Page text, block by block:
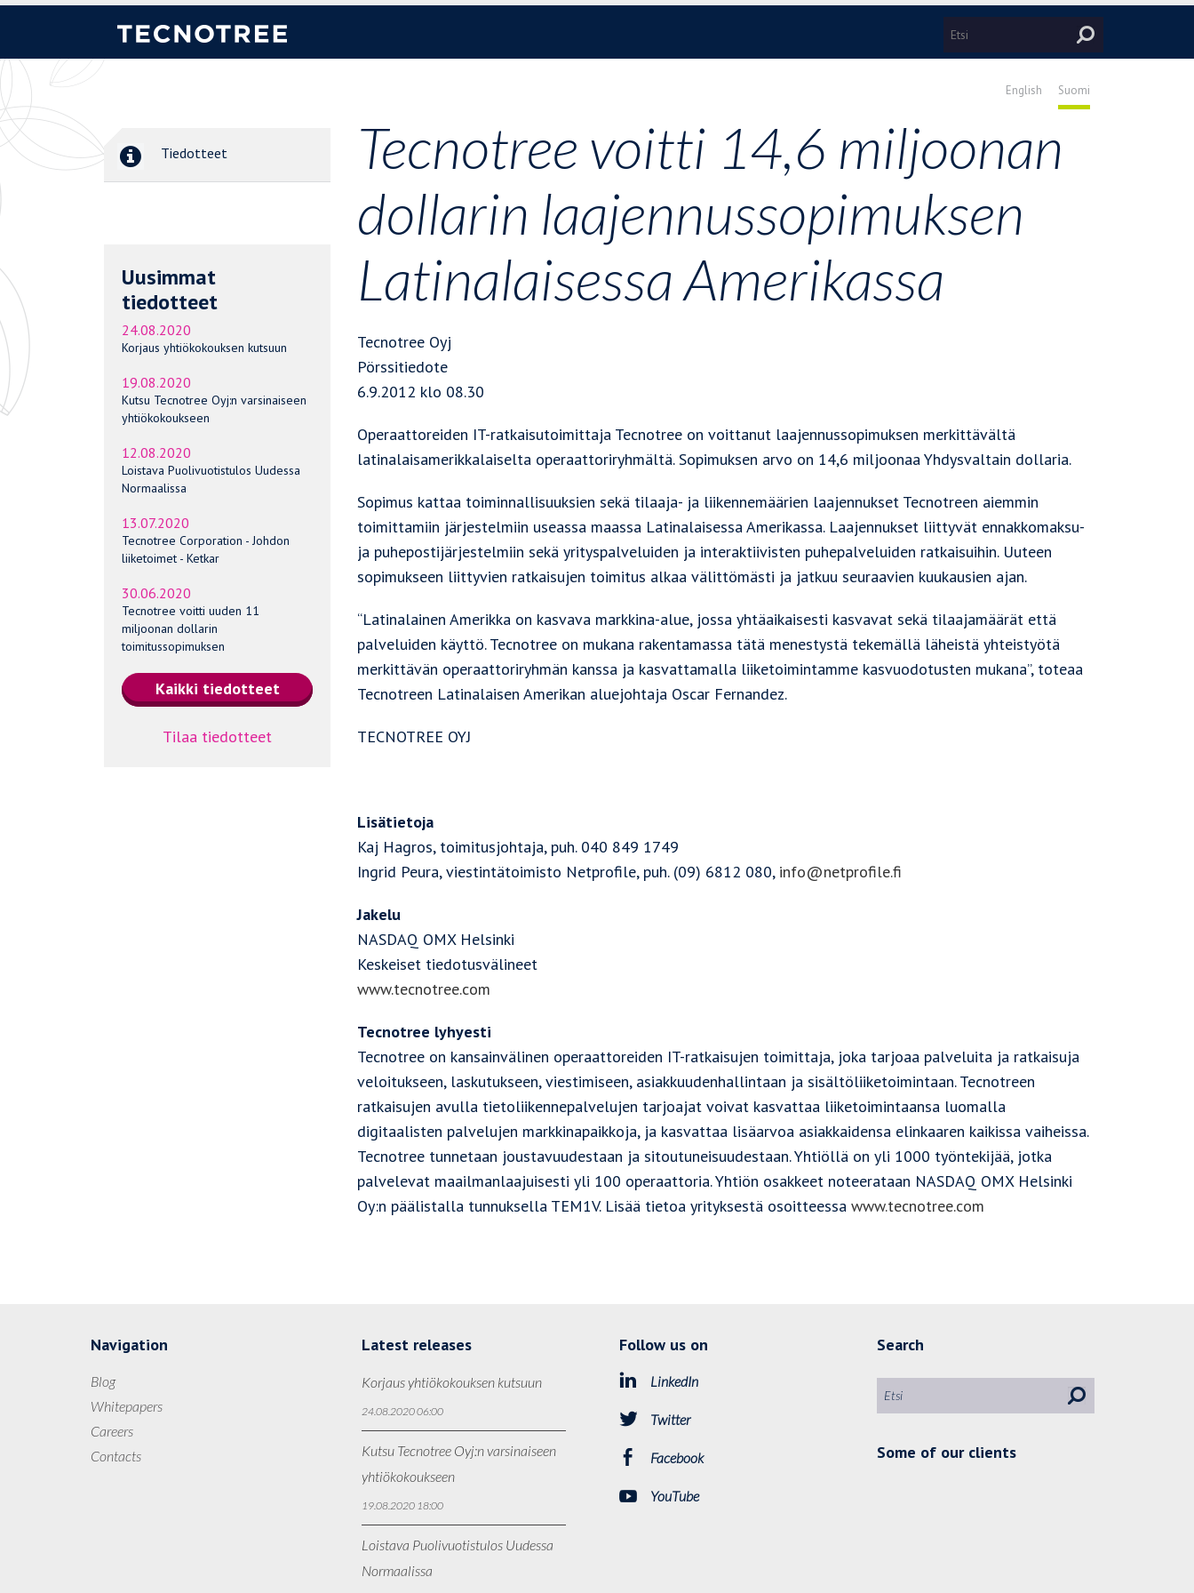
Suomi
English
Tiedotteet
Uusimmat
tiedotteet
24.08.2020
Korjaus yhtiökokouksen kutsuun
19.08.2020
Kutsu Tecnotree Oyj:n varsinaiseen
yhtiökokoukseen
12.08.2020
Loistava Puolivuotistulos Uudessa
Normaalissa
13.07.2020
Tecnotree Corporation - Johdon
liiketoimet - Ketkar
30.06.2020
Tecnotree voitti uuden 11
miljoonan dollarin
toimitussopimuksen
Tilaa tiedotteet
Tecnotree voitti 14,6 miljoonan
dollarin laajennussopimuksen
Latinalaisessa Amerikassa
Tecnotree Oyj
Pörssitiedote
6.9.2012 klo 08.30
Operaattoreiden IT-ratkaisutoimittaja Tecnotree on voittanut laajennussopimuksen merkittävältä
latinalaisamerikkalaiselta operaattoriryhmältä. Sopimuksen arvo on 14,6 miljoonaa Yhdysvaltain dollaria.
Sopimus kattaa toiminnallisuuksien sekä tilaaja- ja liikennemäärien laajennukset Tecnotreen aiemmin
toimittamiin järjestelmiin useassa maassa Latinalaisessa Amerikassa. Laajennukset liittyvät ennakkomaksu-
ja puhepostijärjestelmiin sekä yrityspalveluiden ja interaktiivisten puhepalveluiden ratkaisuihin. Uuteen
sopimukseen liittyvien ratkaisujen toimitus alkaa välittömästi ja jatkuu seuraavien kuukausien ajan.
“Latinalainen Amerikka on kasvava markkina-alue, jossa yhtäaikaisesti kasvavat sekä tilaajamäärät että
palveluiden käyttö. Tecnotree on mukana rakentamassa tätä menestystä tekemällä läheistä yhteistyötä
merkittävän operaattoriryhmän kanssa ja kasvattamalla liiketoimintamme kasvuodotusten mukana”, toteaa
Tecnotreen Latinalaisen Amerikan aluejohtaja Oscar Fernandez.
TECNOTREE OYJ
Lisätietoja
Kaj Hagros, toimitusjohtaja, puh. 040 849 1749
Ingrid Peura, viestintätoimisto Netprofile, puh. (09) 6812 080, info@netprofile.fi
Jakelu
NASDAQ OMX Helsinki
Keskeiset tiedotusvälineet
www.tecnotree.com
Tecnotree lyhyesti
Tecnotree on kansainvälinen operaattoreiden IT-ratkaisujen toimittaja, joka tarjoaa palveluita ja ratkaisuja
veloitukseen, laskutukseen, viestimiseen, asiakkuudenhallintaan ja sisältöliiketoimintaan. Tecnotreen
ratkaisujen avulla tietoliikennepalvelujen tarjoajat voivat kasvattaa liiketoimintaansa luomalla
digitaalisten palvelujen markkinapaikkoja, ja kasvattaa lisäarvoa asiakkaidensa elinkaaren kaikissa vaiheissa.
Tecnotree tunnetaan joustavuudestaan ja sitoutuneisuudestaan. Yhtiöllä on yli 1000 työntekijää, jotka
palvelevat maailmanlaajuisesti yli 100 operaattoria. Yhtiön osakkeet noteerataan NASDAQ OMX Helsinki
Oy:n päälistalla tunnuksella TEM1V. Lisää tietoa yrityksestä osoitteessa www.tecnotree.com
Navigation
Blog
Whitepapers
Careers
Contacts
Latest releases
Korjaus yhtiökokouksen kutsuun
24.08.2020 06:00
Kutsu Tecnotree Oyj:n varsinaiseen
yhtiökokoukseen
19.08.2020 18:00
Loistava Puolivuotistulos Uudessa
Normaalissa
Follow us on
LinkedIn
Twitter
Facebook
YouTube
Search
Some of our clients